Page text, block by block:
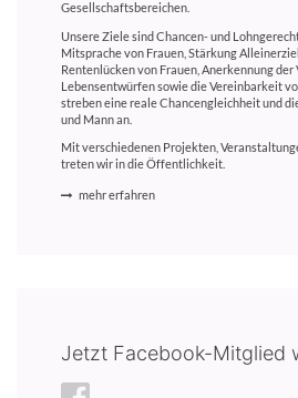
Gesellschaftsbereichen.
Unsere Ziele sind Chancen- und
Mitsprache von Frauen, Stärkung
Rentenlücken von Frauen, Anerkennung
Lebensentwürfen sowie die Vereinbarkeit
streben eine reale Chancengleichheit und
und Mann an.
Mit verschiedenen Projekten,
treten wir in die Öffentlichkeit.
mehr erfahren
Jetzt Facebook-Mitglied